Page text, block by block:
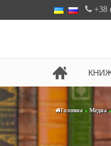
+38
Головна» Медиа